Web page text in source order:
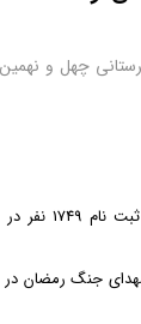
1749 نفر در مرحله شهرستانی چهل و
به گزارش روابط عمومی اداره کل اوقاف و امور خیریه استان گلستان
اسلامی و شهدای جنگ رمضان